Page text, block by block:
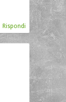
Rispondi